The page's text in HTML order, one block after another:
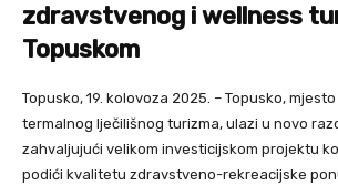
zdravstvenog i wellness
Topuskom
Topusko, 19. kolovoza 2025. – Topusko,
termalnog lječilišnog turizma, ulazi u novo
zahvaljujući velikom investicijskom projektu
podići kvalitetu zdravstveno-rekreacijske